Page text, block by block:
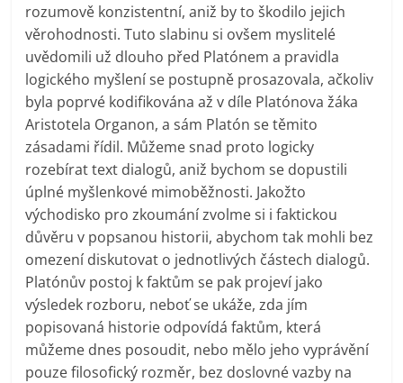
rozumově konzistentní, aniž by to škodilo jejich
věrohodnosti. Tuto slabinu si ovšem myslitelé
uvědomili už dlouho před Platónem a pravidla
logického myšlení se postupně prosazovala, ačkoliv
byla poprvé kodifikována až v díle Platónova žáka
Aristotela Organon, a sám Platón se těmito
zásadami řídil. Můžeme snad proto logicky
rozebírat text dialogů, aniž bychom se dopustili
úplné myšlenkové mimoběžnosti. Jakožto
východisko pro zkoumání zvolme si i faktickou
důvěru v popsanou historii, abychom tak mohli bez
omezení diskutovat o jednotlivých částech dialogů.
Platónův postoj k faktům se pak projeví jako
výsledek rozboru, neboť se ukáže, zda jím
popisovaná historie odpovídá faktům, která
můžeme dnes posoudit, nebo mělo jeho vyprávění
pouze filosofický rozměr, bez doslovné vazby na